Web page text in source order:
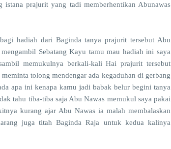
prajurit yang tadi memberhentikan Abunawas
hadiah dari Baginda tanya prajurit tersebut Abu
Sebatang Kayu tamu mau hadiah ini saya
memukulnya berkali-kali Hai prajurit tersebut
tolong mendengar ada kegaduhan di gerbang
apa ini kenapa kamu jadi babak belur begini tanya
tahu tiba-tiba saja Abu Nawas memukul saya pakai
kurang ajar Abu Nawas ia malah membalaskan
juga titah Baginda Raja untuk kedua kalinya